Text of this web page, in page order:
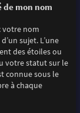
mon nom
votre nom
sujet. L’une
des étoiles ou
votre statut sur le
connue sous le
à chaque